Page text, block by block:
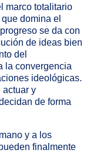
marco totalitario
domina el
se da con
de ideas bien
del
la convergencia
ideológicas.
actuar y
de forma
y a los
finalmente